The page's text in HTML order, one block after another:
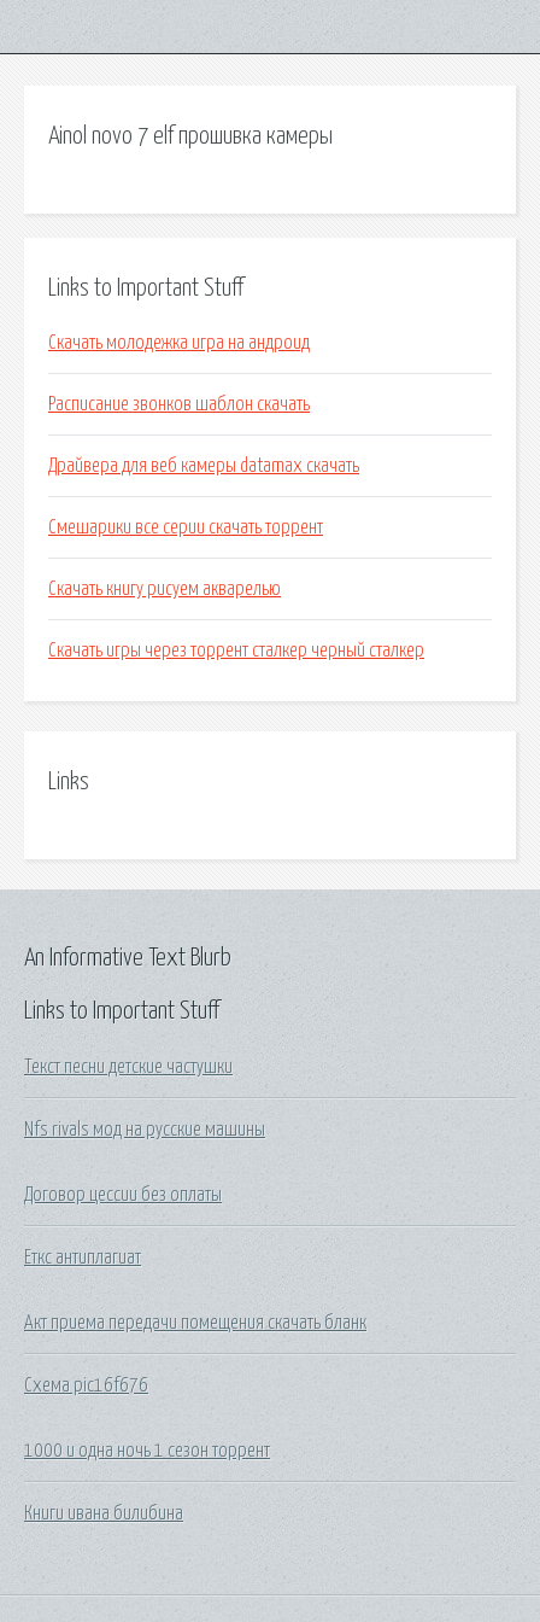
Ainol novo 7 elf прошивка камеры
Links to Important Stuff
Скачать молодежка игра на андроид
Расписание звонков шаблон скачать
Драйвера для веб камеры datamax скачать
Смешарики все серии скачать торрент
Скачать книгу рисуем акварелью
Скачать игры через торрент сталкер черный сталкер
Links
Links to Important Stuff
Текст песни детские частушки
Nfs rivals мод на русские машины
Договор цессии без оплаты
Еткс антиплагиат
Акт приема передачи помещения скачать бланк
Схема pic16f676
1000 и одна ночь 1 сезон торрент
Книги ивана билибина
An Informative Text Blurb